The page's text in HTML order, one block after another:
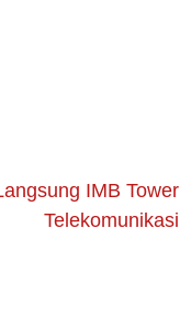
IMB Tower
Telekomunikasi